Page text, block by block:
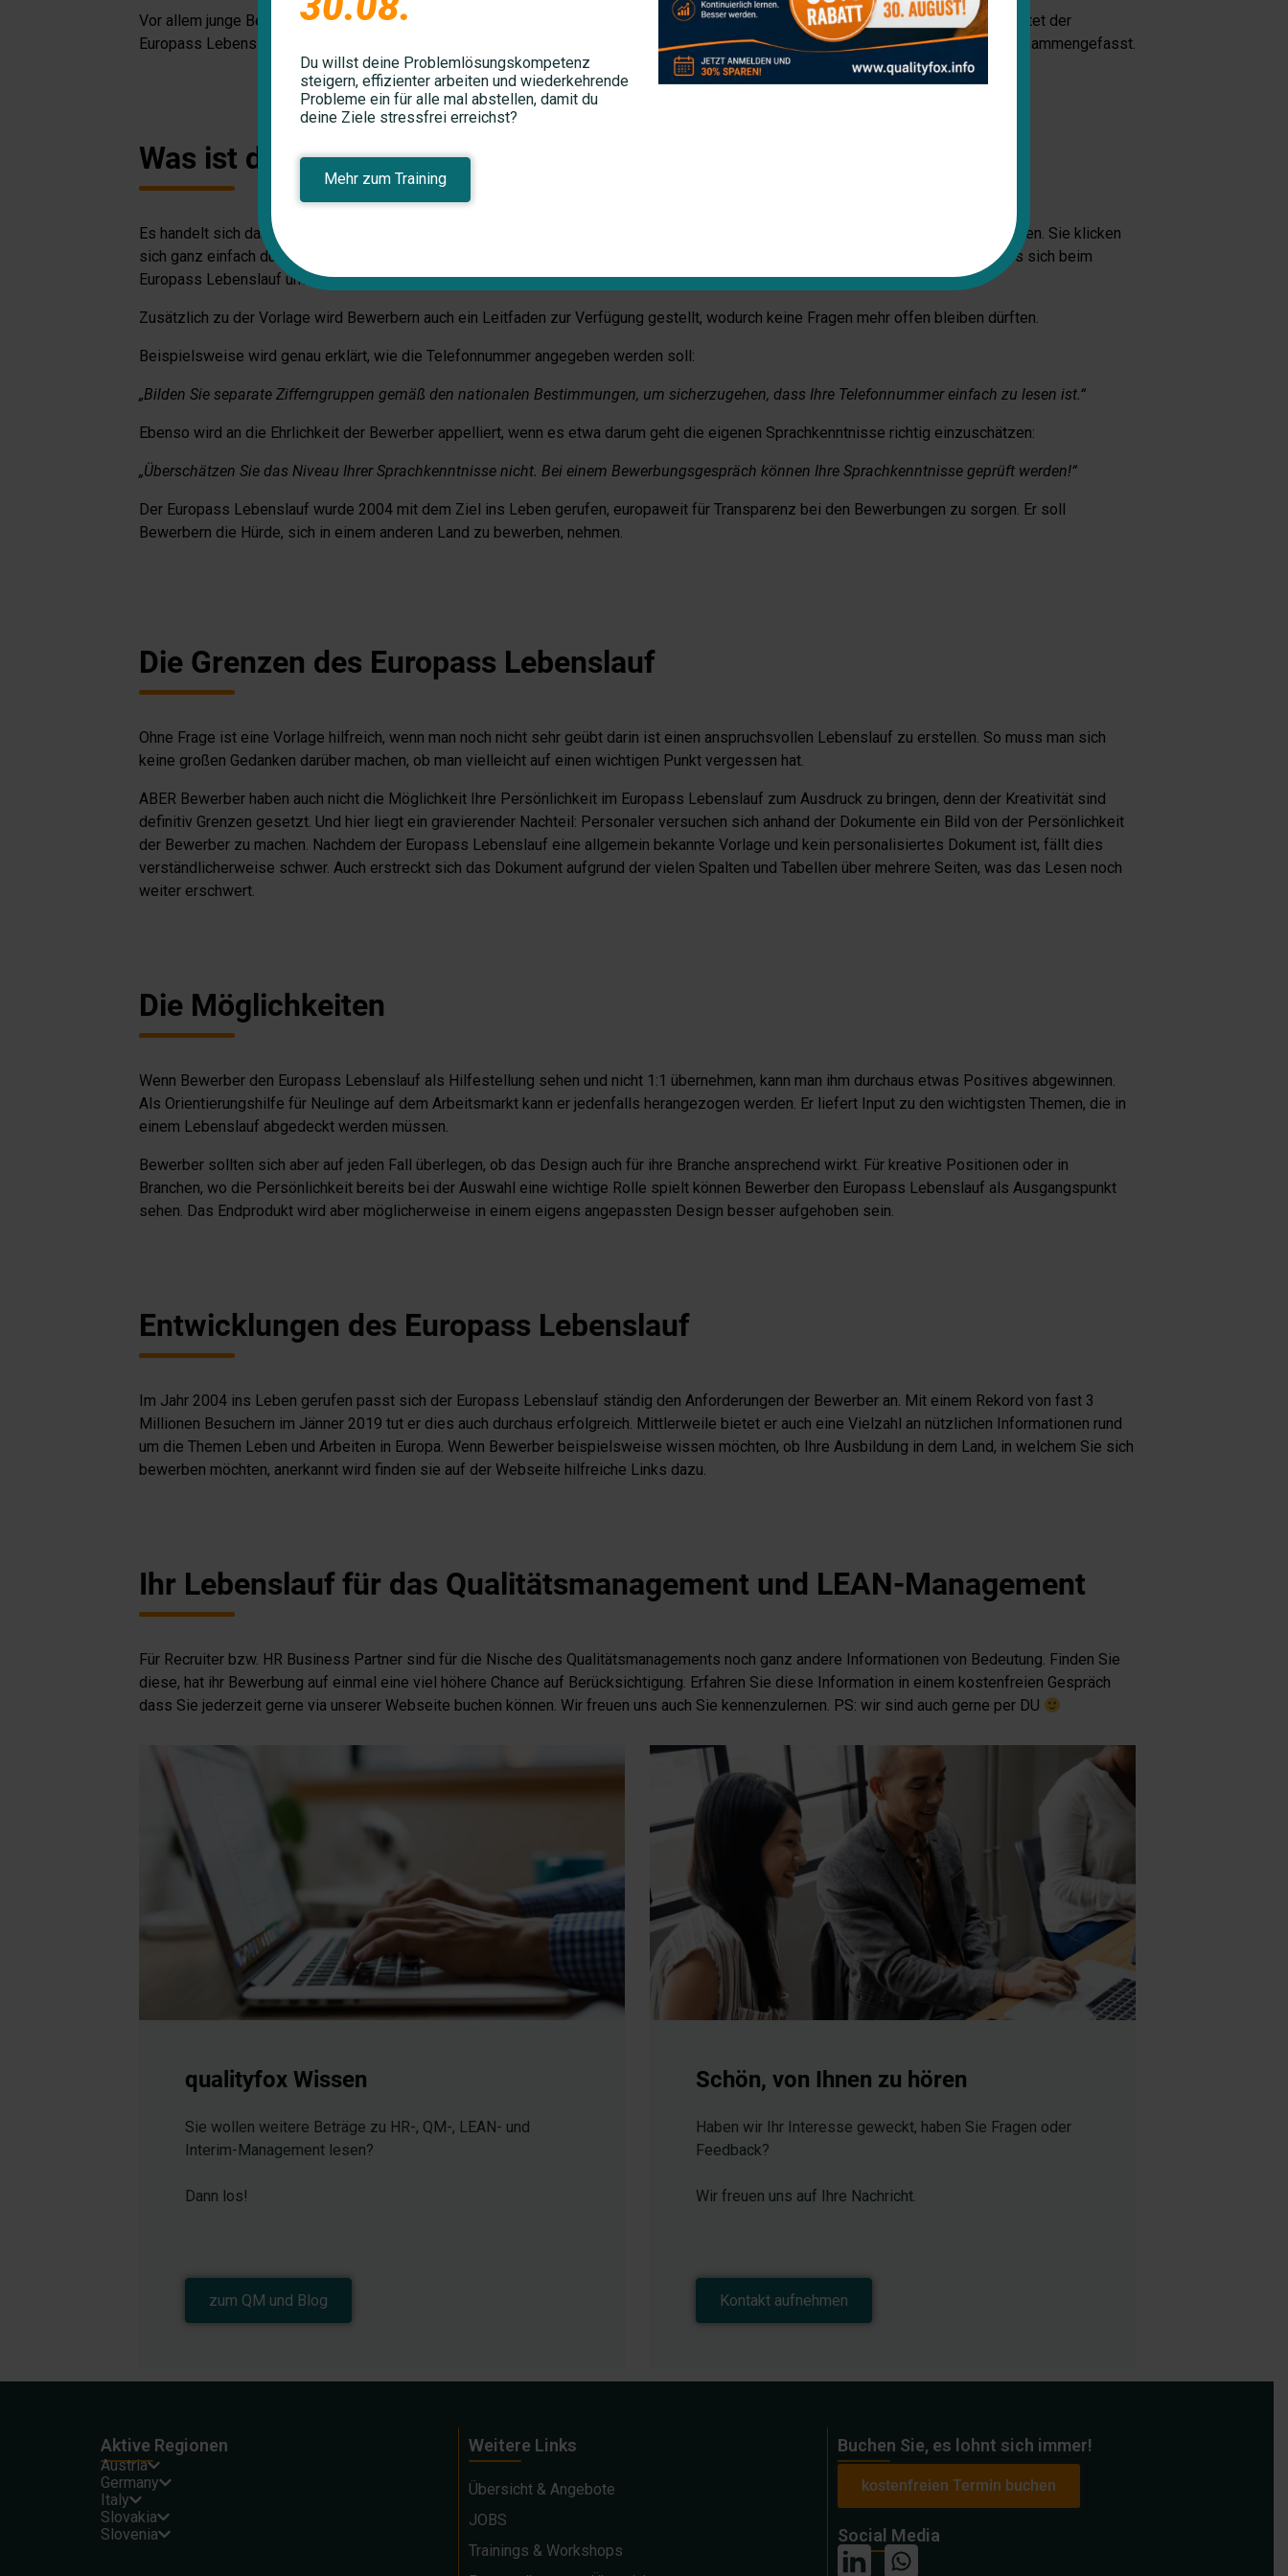
Vor allem junge Bewerber stehen oftmals vor der Frage, wie sie ihren Lebenslauf in eine ansprechende Form bringen. Die Lösung bietet der
Europass Lebenslauf, welcher als Vorlage einfach auszufüllen ist. Welche Vor- und Nachteile sich daraus ergeben, finden Sie hier zusammengefasst.
Was ist der Europass Lebenslauf
Es handelt sich dabei um eine in mehreren Sprachen verfügbare Online-Vorlage, mit dem Ziel europaweit für Verständlichkeit zu sorgen. Sie klicken
sich ganz einfach durch die vorgegebenen Felder und tragen Ihre Erfahrungen, Ausbildungen, etc. ein. Auf den ersten Blick handelt es sich beim
Europass Lebenslauf um ein hilfreiches Tool, dass es Ihnen ermöglicht rasch und einfach Ihren Lebenslauf zu erstellen.
Zusätzlich zu der Vorlage wird Bewerbern auch ein Leitfaden zur Verfügung gestellt, wodurch keine Fragen mehr offen bleiben dürften.
Beispielsweise wird genau erklärt, wie die Telefonnummer angegeben werden soll:
„Bilden Sie separate Zifferngruppen gemäß den nationalen Bestimmungen, um sicherzugehen, dass Ihre Telefonnummer einfach zu lesen ist.“
Ebenso wird an die Ehrlichkeit der Bewerber appelliert, wenn es etwa darum geht die eigenen Sprachkenntnisse richtig einzuschätzen:
„Überschätzen Sie das Niveau Ihrer Sprachkenntnisse nicht. Bei einem Bewerbungsgespräch können Ihre Sprachkenntnisse geprüft werden!“
Der Europass Lebenslauf wurde 2004 mit dem Ziel ins Leben gerufen, europaweit für Transparenz bei den Bewerbungen zu sorgen. Er soll
Bewerbern die Hürde, sich in einem anderen Land zu bewerben, nehmen.
Die Grenzen des Europass Lebenslauf
Ohne Frage ist eine Vorlage hilfreich, wenn man noch nicht sehr geübt darin ist einen anspruchsvollen Lebenslauf zu erstellen. So muss man sich
keine großen Gedanken darüber machen, ob man vielleicht auf einen wichtigen Punkt vergessen hat.
ABER Bewerber haben auch nicht die Möglichkeit Ihre Persönlichkeit im Europass Lebenslauf zum Ausdruck zu bringen, denn der Kreativität sind
definitiv Grenzen gesetzt. Und hier liegt ein gravierender Nachteil: Personaler versuchen sich anhand der Dokumente ein Bild von der Persönlichkeit
der Bewerber zu machen. Nachdem der Europass Lebenslauf eine allgemein bekannte Vorlage und kein personalisiertes Dokument ist, fällt dies
verständlicherweise schwer. Auch erstreckt sich das Dokument aufgrund der vielen Spalten und Tabellen über mehrere Seiten, was das Lesen noch
weiter erschwert.
Die Möglichkeiten
Wenn Bewerber den Europass Lebenslauf als Hilfestellung sehen und nicht 1:1 übernehmen, kann man ihm durchaus etwas Positives abgewinnen.
Als Orientierungshilfe für Neulinge auf dem Arbeitsmarkt kann er jedenfalls herangezogen werden. Er liefert Input zu den wichtigsten Themen, die in
einem Lebenslauf abgedeckt werden müssen.
Bewerber sollten sich aber auf jeden Fall überlegen, ob das Design auch für ihre Branche ansprechend wirkt. Für kreative Positionen oder in
Branchen, wo die Persönlichkeit bereits bei der Auswahl eine wichtige Rolle spielt können Bewerber den Europass Lebenslauf als Ausgangspunkt
sehen. Das Endprodukt wird aber möglicherweise in einem eigens angepassten Design besser aufgehoben sein.
Entwicklungen des Europass Lebenslauf
Im Jahr 2004 ins Leben gerufen passt sich der Europass Lebenslauf ständig den Anforderungen der Bewerber an. Mit einem Rekord von fast 3
Millionen Besuchern im Jänner 2019 tut er dies auch durchaus erfolgreich. Mittlerweile bietet er auch eine Vielzahl an nützlichen Informationen rund
um die Themen Leben und Arbeiten in Europa. Wenn Bewerber beispielsweise wissen möchten, ob Ihre Ausbildung in dem Land, in welchem Sie sich
bewerben möchten, anerkannt wird finden sie auf der Webseite hilfreiche Links dazu.
Ihr Lebenslauf für das Qualitätsmanagement und LEAN-Management
Für Recruiter bzw. HR Business Partner sind für die Nische des Qualitätsmanagements noch ganz andere Informationen von Bedeutung. Finden Sie
diese, hat ihr Bewerbung auf einmal eine viel höhere Chance auf Berücksichtigung. Erfahren Sie diese Information in einem kostenfreien Gespräch
dass Sie jederzeit gerne via unserer Webseite buchen können. Wir freuen uns auch Sie kennenzulernen. PS: wir sind auch gerne per DU
qualityfox Wissen
Sie wollen weitere Beträge zu HR-, QM-, LEAN- und
Interim-Management lesen?
Dann los!
zum QM und Blog
Schön, von Ihnen zu hören
Haben wir Ihr Interesse geweckt, haben Sie Fragen oder
Feedback?
Wir freuen uns auf Ihre Nachricht.
Kontakt aufnehmen
Aktive Regionen
Austria
Germany
Italy
Slovakia
Slovenia
Weitere Links
Übersicht & Angebote
JOBS
Trainings & Workshops
Buchen Sie, es lohnt sich immer!
kostenfreien Termin buchen
Social Media
Du willst deine Problemlösungskompetenz
steigern, effizienter arbeiten und wiederkehrende
Probleme ein für alle mal abstellen, damit du
deine Ziele stressfrei erreichst?
Mehr zum Training